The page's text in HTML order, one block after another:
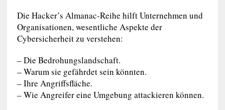
Die Hacker’s Almanac-Reihe hilft Unternehmen und
Organisationen, wesentliche Aspekte der
Cybersicherheit zu verstehen:
– Die Bedrohungslandschaft.
– Warum sie gefährdet sein könnten.
– Ihre Angriffsfläche.
– Wie Angreifer eine Umgebung attackieren können.